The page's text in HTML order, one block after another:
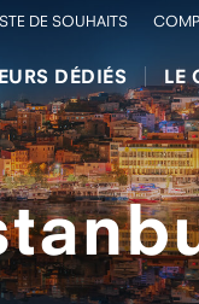
DE SOUHAITS
DÉDIÉS LE